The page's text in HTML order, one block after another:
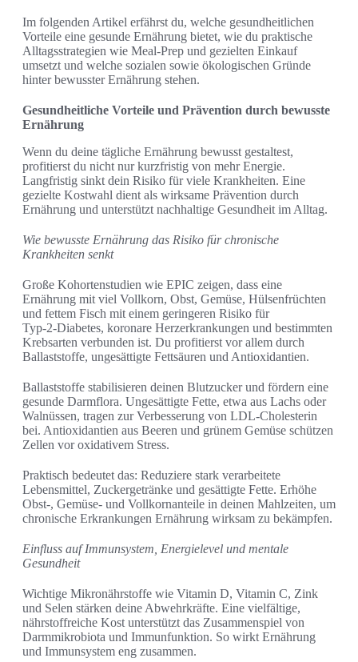
Im folgenden Artikel erfährst du, welche gesundheitlichen
Vorteile eine gesunde Ernährung bietet, wie du praktische
Alltagsstrategien wie Meal-Prep und gezielten Einkauf
umsetzt und welche sozialen sowie ökologischen Gründe
hinter bewusster Ernährung stehen.
Gesundheitliche Vorteile und Prävention durch bewusste
Ernährung
Wenn du deine tägliche Ernährung bewusst gestaltest,
profitierst du nicht nur kurzfristig von mehr Energie.
Langfristig sinkt dein Risiko für viele Krankheiten. Eine
gezielte Kostwahl dient als wirksame Prävention durch
Ernährung und unterstützt nachhaltige Gesundheit im Alltag.
Wie bewusste Ernährung das Risiko für chronische
Krankheiten senkt
Große Kohortenstudien wie EPIC zeigen, dass eine
Ernährung mit viel Vollkorn, Obst, Gemüse, Hülsenfrüchten
und fettem Fisch mit einem geringeren Risiko für
Typ‑2‑Diabetes, koronare Herzerkrankungen und bestimmten
Krebsarten verbunden ist. Du profitierst vor allem durch
Ballaststoffe, ungesättigte Fettsäuren und Antioxidantien.
Ballaststoffe stabilisieren deinen Blutzucker und fördern eine
gesunde Darmflora. Ungesättigte Fette, etwa aus Lachs oder
Walnüssen, tragen zur Verbesserung von LDL‑Cholesterin
bei. Antioxidantien aus Beeren und grünem Gemüse schützen
Zellen vor oxidativem Stress.
Praktisch bedeutet das: Reduziere stark verarbeitete
Lebensmittel, Zuckergetränke und gesättigte Fette. Erhöhe
Obst-, Gemüse‑ und Vollkornanteile in deinen Mahlzeiten, um
chronische Erkrankungen Ernährung wirksam zu bekämpfen.
Einfluss auf Immunsystem, Energielevel und mentale
Gesundheit
Wichtige Mikronährstoffe wie Vitamin D, Vitamin C, Zink
und Selen stärken deine Abwehrkräfte. Eine vielfältige,
nährstoffreiche Kost unterstützt das Zusammenspiel von
Darmmikrobiota und Immunfunktion. So wirkt Ernährung
und Immunsystem eng zusammen.